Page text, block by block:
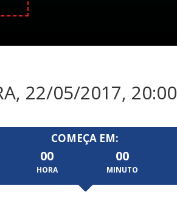
22/05/2017, 20:00
COMEÇA EM:
00
HORA
00
MINUTO